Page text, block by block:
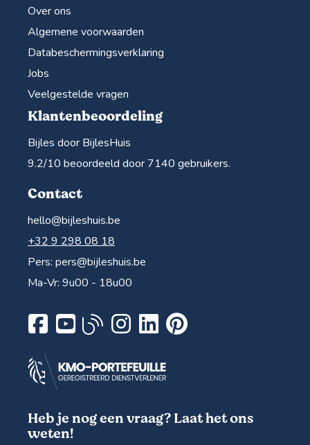
Over ons
Algemene voorwaarden
Databeschermingsverklaring
Jobs
Veelgestelde vragen
Klantenbeoordeling
Bijles door BijlesHuis
9.2/10 beoordeeld door 7140 gebruikers.
Contact
hello@bijleshuis.be
+32 9 298 08 18
Pers: pers@bijleshuis.be
Ma-Vr: 9u00 - 18u00
Heb je nog een vraag? Laat het ons
weten!